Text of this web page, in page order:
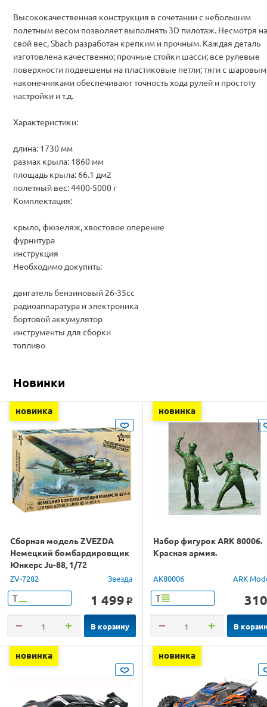
Высококачественная конструкция в сочетании с небольшим
полетным весом позволяет выполнять 3D пилотаж. Несмотря на
свой вес, Sbach разработан крепким и прочным. Каждая деталь
изготовлена качественно; прочные стойки шасси; все рулевые
поверхности подвешены на пластиковые петли; тяги с
наконечниками обеспечивают точность хода рулей и простоту
настройки и т.д.
Характеристики:
длина: 1730 мм
размах крыла: 1860 мм
площадь крыла: 66.1 дм2
полетный вес: 4400-5000 г
Комплектация:
крыло, фюзеляж, хвостовое оперение
фурнитура
инструкция
Необходимо докупить:
двигатель бензиновый 26-35cc
радиоаппаратура и электроника
бортовой аккумулятор
инструменты для сборки
топливо
Новинки
новинка
Сборная модель ZVEZDA
Немецкий бомбардировщик
Юнкерс Ju-88, 1/72
ZV-7282 Звезда
Т 1 499 o
В корзину
новинка
Набор фигурок ARK 80006.
Красная армия.
AK80006 ARK
Т 310
В
новинка новинка